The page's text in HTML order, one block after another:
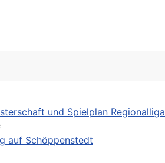
und Spielplan Regionalliga
auf Schöppenstedt